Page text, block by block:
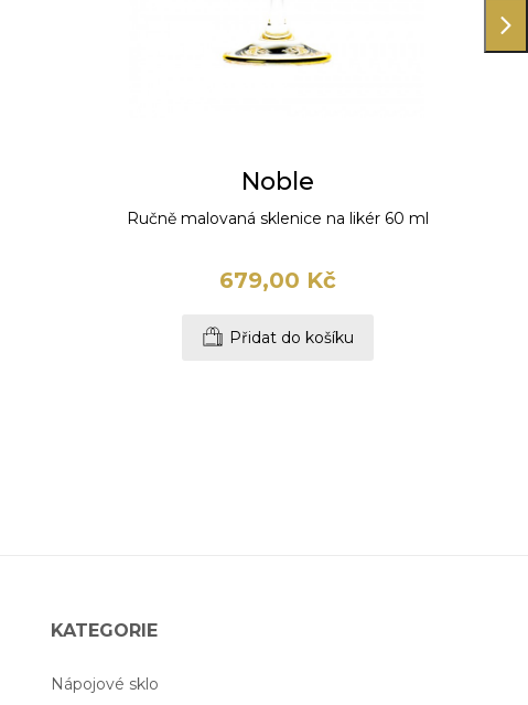
Noble
Ručně malovaná sklenice na likér 60 ml
679,00 Kč
Přidat do košíku
KATEGORIE
Nápojové sklo